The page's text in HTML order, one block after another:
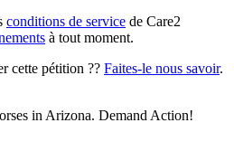
conditions de service de Care2
à tout moment.
cette pétition ?? Faites-le nous savoir.
in Arizona. Demand Action!